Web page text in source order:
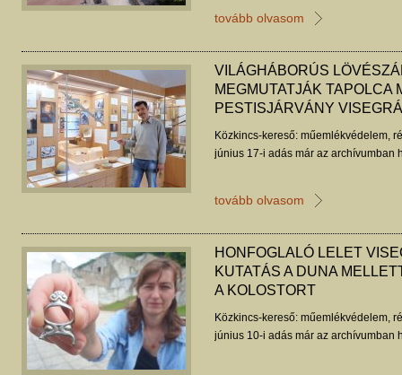
tovább olvasom
VILÁGHÁBORÚS
MEGMUTATJÁK TAPOLCA
PESTISJÁRVÁNY
Közkincs-kereső: műemlékvédelem,
június 17-i adás már az archívumban
tovább olvasom
HONFOGLALÓ LELET
KUTATÁS A DUNA
A KOLOSTORT
Közkincs-kereső: műemlékvédelem,
június 10-i adás már az archívumban